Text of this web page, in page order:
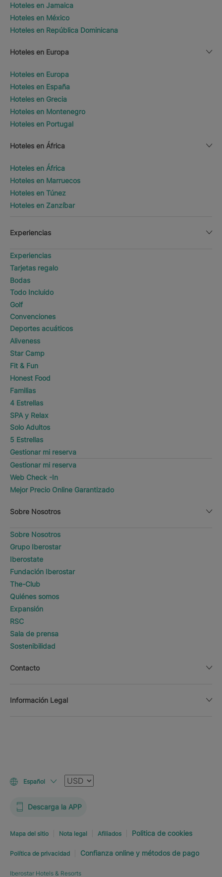
Hoteles en Jamaica
Hoteles en México
Hoteles en República Dominicana
Hoteles en Europa
Hoteles en Europa
Hoteles en España
Hoteles en Grecia
Hoteles en Montenegro
Hoteles en Portugal
Hoteles en África
Hoteles en África
Hoteles en Marruecos
Hoteles en Túnez
Hoteles en Zanzíbar
Experiencias
Experiencias
Tarjetas regalo
Bodas
Todo Incluido
Golf
Convenciones
Deportes acuáticos
Aliveness
Star Camp
Fit & Fun
Honest Food
Familias
4 Estrellas
SPA y Relax
Solo Adultos
5 Estrellas
Gestionar mi reserva
Gestionar mi reserva
Web Check -In
Mejor Precio Online Garantizado
Sobre Nosotros
Sobre Nosotros
Grupo Iberostar
Iberostate
Fundación Iberostar
The-Club
Quiénes somos
Expansión
RSC
Sala de prensa
Sostenibilidad
Contacto
Información Legal
Español Moneda
Descarga la APP
Mapa del sitio Nota legal Afiliados Politica de cookies
Política de privacidad Confianza online y métodos de pago
Iberostar Hotels & Resorts